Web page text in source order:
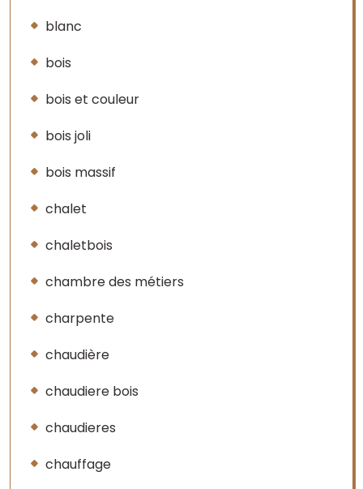
blanc
bois
bois et couleur
bois joli
bois massif
chalet
chaletbois
chambre des métiers
charpente
chaudière
chaudiere bois
chaudieres
chauffage